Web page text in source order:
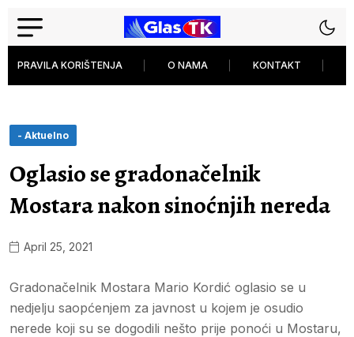
PRAVILA KORIŠTENJA O NAMA KONTAKT
- Aktuelno
Oglasio se gradonačelnik
Mostara nakon sinoćnjih nereda
April 25, 2021
Gradonačelnik Mostara Mario Kordić oglasio se u
nedjelju saopćenjem za javnost u kojem je osudio
nerede koji su se dogodili nešto prije ponoći u Mostaru,